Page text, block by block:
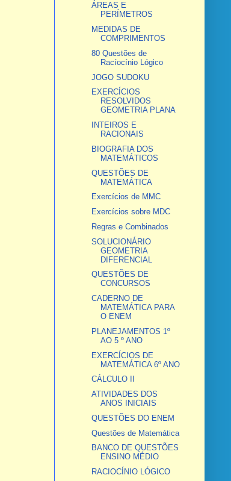
ÁREAS E
PERÍMETROS
MEDIDAS DE
COMPRIMENTOS
80 Questões de
Racíocínio Lógico
JOGO SUDOKU
EXERCÍCIOS
RESOLVIDOS
GEOMETRIA PLANA
INTEIROS E
RACIONAIS
BIOGRAFIA DOS
MATEMÁTICOS
QUESTÕES DE
MATEMÁTICA
Exercícios de MMC
Exercícios sobre MDC
Regras e Combinados
SOLUCIONÁRIO
GEOMETRIA
DIFERENCIAL
QUESTÕES DE
CONCURSOS
CADERNO DE
MATEMÁTICA PARA
O ENEM
PLANEJAMENTOS 1º
AO 5 º ANO
EXERCÍCIOS DE
MATEMÁTICA 6º ANO
CÁLCULO II
ATIVIDADES DOS
ANOS INICIAIS
QUESTÕES DO ENEM
Questões de Matemática
BANCO DE QUESTÕES
ENSINO MÉDIO
RACIOCÍNIO LÓGICO